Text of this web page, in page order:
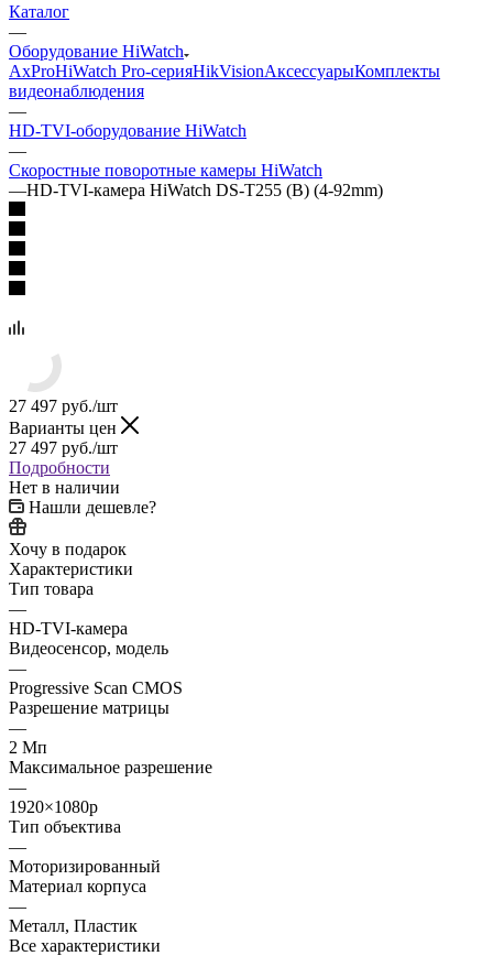
Каталог
—
Оборудование HiWatch
AxProHiWatch Pro-серияHikVisionАксессуарыКомплекты
видеонаблюдения
—
HD-TVI-оборудование HiWatch
—
Скоростные поворотные камеры HiWatch
—HD-TVI-камера HiWatch DS-T255 (B) (4-92mm)
27 497 руб./шт
Варианты цен
27 497 руб./шт
Подробности
Нет в наличии
Нашли дешевле?
Хочу в подарок
Характеристики
Тип товара
—
HD-TVI-камера
Видеосенсор, модель
—
Progressive Scan CMOS
Разрешение матрицы
—
2 Мп
Максимальное разрешение
—
1920×1080p
Тип объектива
—
Моторизированный
Материал корпуса
—
Металл, Пластик
Все характеристики